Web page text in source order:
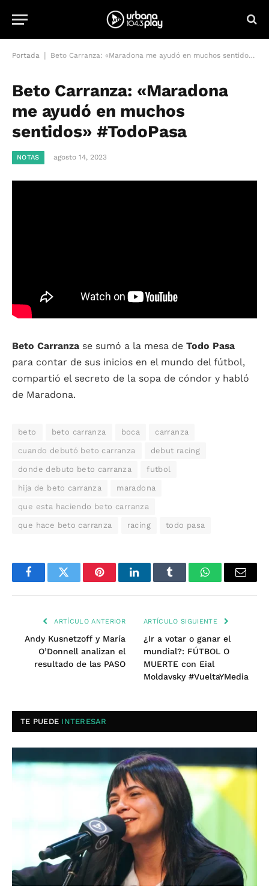
Portada Beto Carranza: «Maradona me ayudó en muchos sentidos» #TodoPasa
Beto Carranza: «Maradona
me ayudó en muchos
sentidos» #TodoPasa
NOTAS agosto 14, 2023
Beto Carranza se sumó a la mesa de Todo Pasa
para contar de sus inicios en el mundo del fútbol,
compartió el secreto de la sopa de cóndor y habló
de Maradona.
beto beto carranza boca carranza
cuando debutó beto carranza debut racing
donde debuto beto carranza futbol
hija de beto carranza maradona
que esta haciendo beto carranza
que hace beto carranza racing todo pasa
FacebookTwitter PinterestLinkedInTumblr WhatsAppEmail
ARTÍCULO ANTERIOR
Andy Kusnetzoff y María
O’Donnell analizan el
resultado de las PASO
ARTÍCULO SIGUIENTE
¿Ir a votar o ganar el
mundial?: FÚTBOL O
MUERTE con Eial
Moldavsky #VueltaYMedia
TE PUEDE INTERESAR